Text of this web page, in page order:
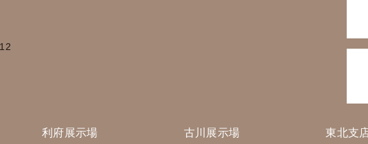
利府展示場 古川展示場 東北支